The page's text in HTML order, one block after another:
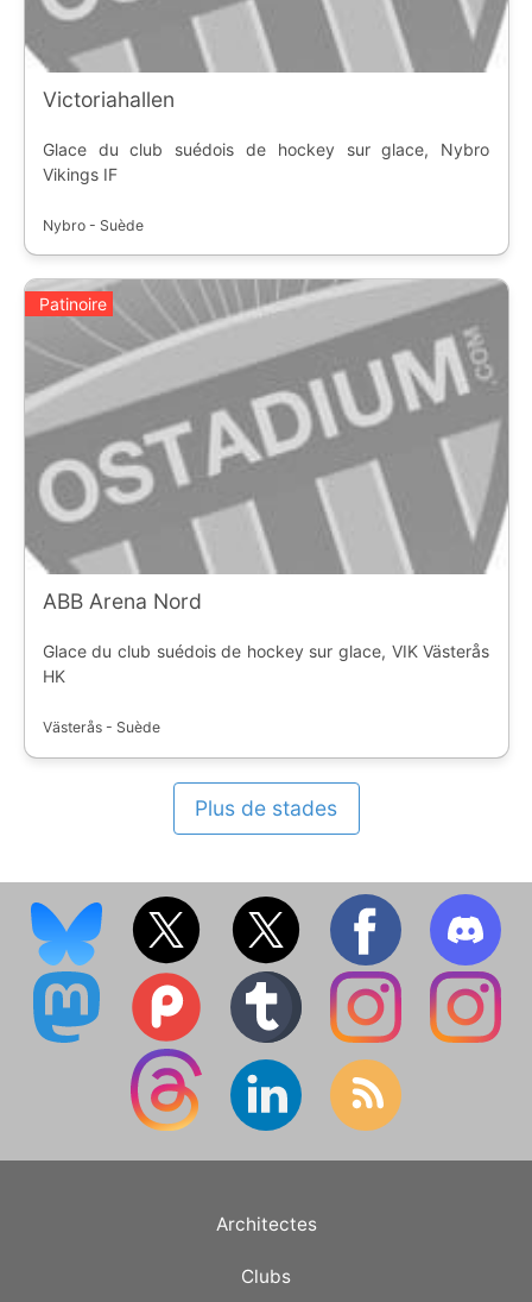
Victoriahallen
Glace du club suédois de hockey sur glace, Nybro
Vikings IF
Nybro - Suède
Patinoire
ABB Arena Nord
Glace du club suédois de hockey sur glace, VIK Västerås
HK
Västerås - Suède
Plus de stades
Architectes
Clubs